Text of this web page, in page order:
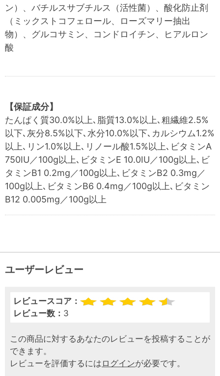
ン）、バチルスサブチルス（活性菌）、酸化防止剤
（ミックストコフェロール、ローズマリー抽出
物）、グルコサミン、コンドロイチン、ヒアルロン
酸
【保証成分】
たんぱく質30.0%以上､脂質13.0%以上､粗繊維2.5%
以下､灰分8.5%以下､水分10.0%以下､カルシウム1.2%
以上､リン1.0%以上､リノール酸1.5%以上､ビタミンA
750IU／100g以上､ビタミンE 10.0IU／100g以上､ビ
タミンB1 0.2mg／100g以上､ビタミンB2 0.3mg／
100g以上､ビタミンB6 0.4mg／100g以上､ビタミン
B12 0.005mg／100g以上
ユーザーレビュー
レビュースコア：
レビュー数： 3
この商品に対するあなたのレビューを投稿することが
できます。
レビューを評価するには ログインが必要です。